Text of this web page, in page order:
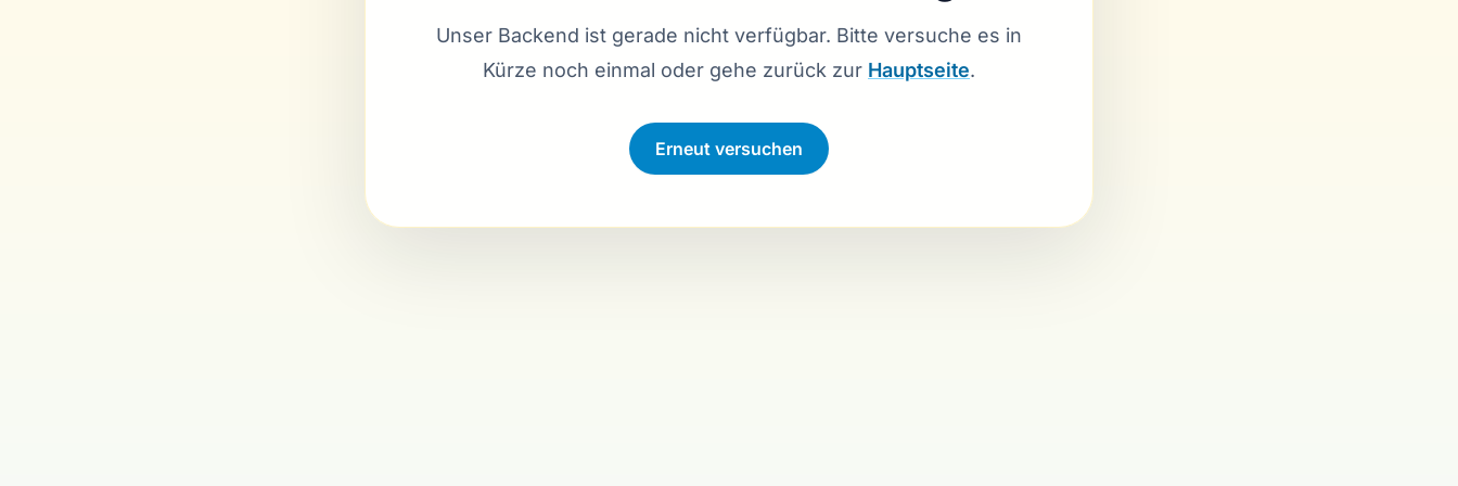
Unser Backend ist gerade nicht verfügbar. Bitte versuche es in
Kürze noch einmal oder gehe zurück zur Hauptseite.
Verbindung wird hergestellt …